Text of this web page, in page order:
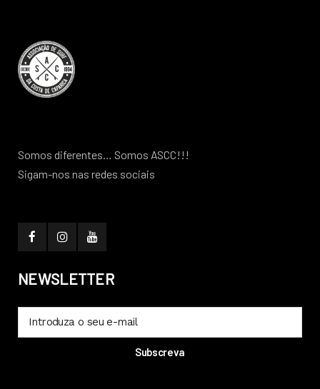
Somos diferentes… Somos ASCC!!!
Sigam-nos nas redes sociais
NEWSLETTER